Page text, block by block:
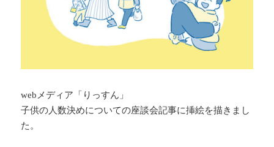
webメディア「りっすん」
子供の人数決めについての座談会記事に挿絵を描きまし
た。